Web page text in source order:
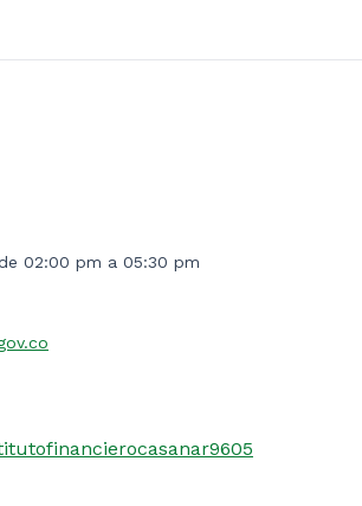
02:00 pm a 05:30 pm